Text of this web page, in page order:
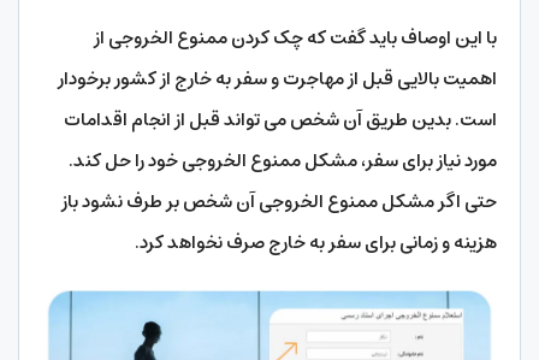
با این اوصاف باید گفت که چک کردن ممنوع الخروجی از
اهمیت بالایی قبل از مهاجرت و سفر به خارج از کشور برخودار
است. بدین طریق آن شخص می تواند قبل از انجام اقدامات
مورد نیاز برای سفر، مشکل ممنوع الخروجی خود را حل کند.
حتی اگر مشکل ممنوع الخروجی آن شخص بر طرف نشود باز
هزینه و زمانی برای سفر به خارج صرف نخواهد کرد.